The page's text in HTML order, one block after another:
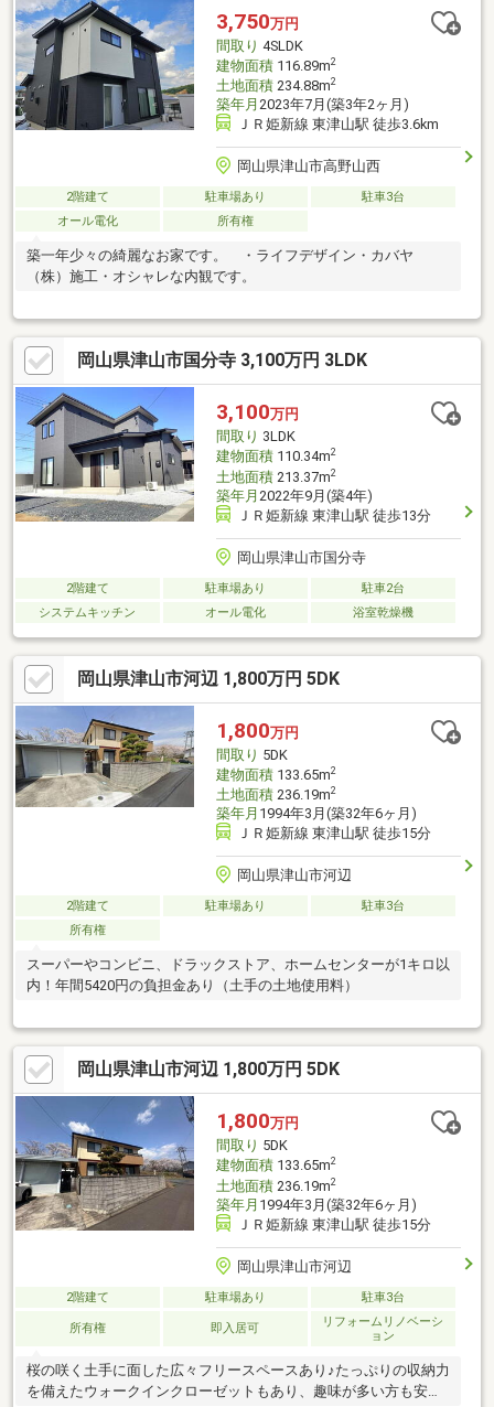
件により住宅ローン減税が適用されます。・雨漏り、構造上主要
な部分の欠陥や・腐食、給排水管の故障や漏水についてお引
3,750万円
間取り 4SLDK
建物面積116.89m2
土地面積234.88m2
築年月 2023年7月(築3年2ヶ月)
ＪＲ姫新線 東津山駅 徒歩3.6km
岡山県津山市高野山西
2階建て 駐車場あり
駐車3台
オール電化
所有権
築一年少々の綺麗なお家です。 ・ライフデザイン・カバヤ
（株）施工・オシャレな内観です。
岡山県津山市国分寺 3,100万円 3LDK
3,100万円
間取り 3LDK
建物面積110.34m2
土地面積213.37m2
築年月 2022年9月(築4年)
ＪＲ姫新線 東津山駅 徒歩13分
岡山県津山市国分寺
2階建て 駐車場あり
駐車2台
システムキッチン
オール電化 浴室乾燥機
岡山県津山市河辺 1,800万円 5DK
1,800万円
間取り 5DK
建物面積133.65m2
土地面積236.19m2
築年月 1994年3月(築32年6ヶ月)
ＪＲ姫新線 東津山駅 徒歩15分
岡山県津山市河辺
2階建て 駐車場あり
駐車3台
所有権
スーパーやコンビニ、ドラックストア、ホームセンターが1キロ以
内！年間5420円の負担金あり（土手の土地使用料）
岡山県津山市河辺 1,800万円 5DK
1,800万円
間取り 5DK
建物面積133.65m2
土地面積236.19m2
築年月 1994年3月(築32年6ヶ月)
ＪＲ姫新線 東津山駅 徒歩15分
岡山県津山市河辺
2階建て 駐車場あり 駐車3台
所有権 即入居可
リフォームリノベーシ
ョン
桜の咲く土手に面した広々フリースペースあり♪たっぷりの収納力
を備えたウォークインクローゼットもあり、趣味が多い方も安心